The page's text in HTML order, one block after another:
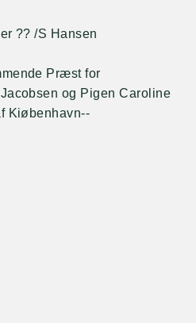
?? /S Hansen
Præst for
og Pigen Caroline
Kiøbenhavn--